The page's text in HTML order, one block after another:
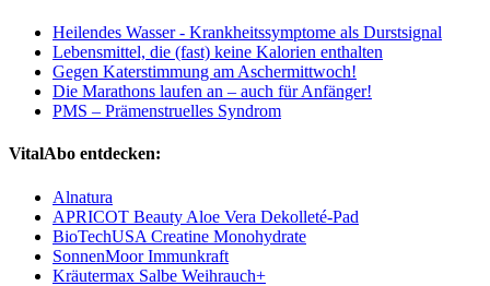
Heilendes Wasser - Krankheitssymptome als Durstsignal
Lebensmittel, die (fast) keine Kalorien enthalten
Gegen Katerstimmung am Aschermittwoch!
Die Marathons laufen an – auch für Anfänger!
PMS – Prämenstruelles Syndrom
VitalAbo entdecken:
Alnatura
APRICOT Beauty Aloe Vera Dekolleté-Pad
BioTechUSA Creatine Monohydrate
SonnenMoor Immunkraft
Kräutermax Salbe Weihrauch+